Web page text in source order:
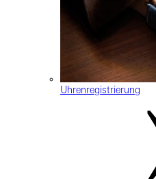
Uhrenregistrierung